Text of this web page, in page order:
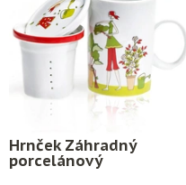
Hrnček Záhradný
porcelánový